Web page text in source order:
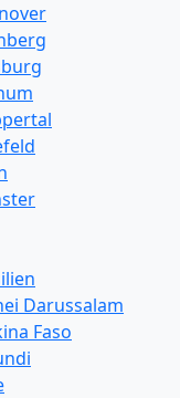
Darussalam
Faso